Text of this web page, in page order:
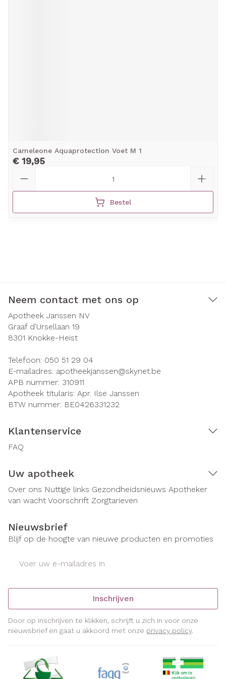
Cameleone Aquaprotection Voet M 1
€ 19,95
Bestel
Neem contact met ons op
Apotheek Janssen NV
Graaf d'Ursellaan 19
8301 Knokke-Heist
Telefoon: 050 51 29 04
E-mailadres: apotheekjanssen@skynet.be
APB nummer: 310911
Apotheek titularis: Apr. Ilse Janssen
BTW nummer: BE0426331232
Klantenservice
FAQ
Uw apotheek
Over ons Nuttige links Gezondheidsnieuws Apotheker
van wacht Voorschrift Zorgtarieven
Nieuwsbrief
Blijf op de hoogte van nieuwe producten en promoties
Inschrijven
Door op inschrijven te klikken, schrijft u zich in voor onze
nieuwsbrief en gaat u akkoord met onze privacy policy.